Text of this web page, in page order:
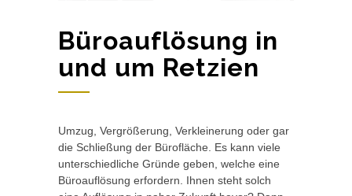
Büroauflösung in
und um Retzien
Umzug, Vergrößerung, Verkleinerung oder gar
die Schließung der Bürofläche. Es kann viele
unterschiedliche Gründe geben, welche eine
Büroauflösung erfordern. Ihnen steht solch